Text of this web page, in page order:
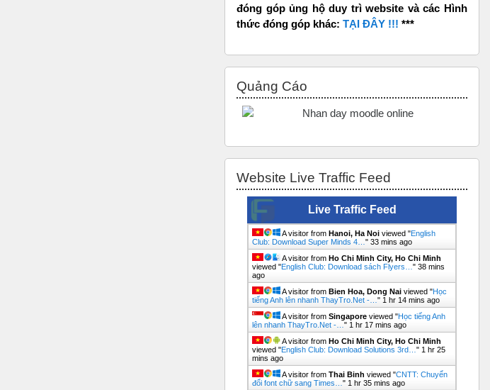
đóng góp ủng hộ duy trì website và các Hình
thức đóng góp khác: TẠI ĐÂY !!! ***
Quảng Cáo
Website Live Traffic Feed
Live Traffic Feed
A visitor from Hanoi, Ha Noi viewed "English
Club: Download Super Minds 4… " 33 mins ago
A visitor from Ho Chi Minh City, Ho Chi Minh
viewed "English Club: Download sách Flyers… " 38 mins
ago
A visitor from Bien Hoa, Dong Nai viewed "Học
tiếng Anh lên nhanh ThayTro.Net -… " 1 hr 14 mins ago
A visitor from Singapore viewed "Học tiếng Anh
lên nhanh ThayTro.Net -… " 1 hr 17 mins ago
A visitor from Ho Chi Minh City, Ho Chi Minh
viewed "English Club: Download Solutions 3rd… " 1 hr 25
mins ago
A visitor from Thai Binh viewed "CNTT: Chuyển
đổi font chữ sang Times… " 1 hr 35 mins ago